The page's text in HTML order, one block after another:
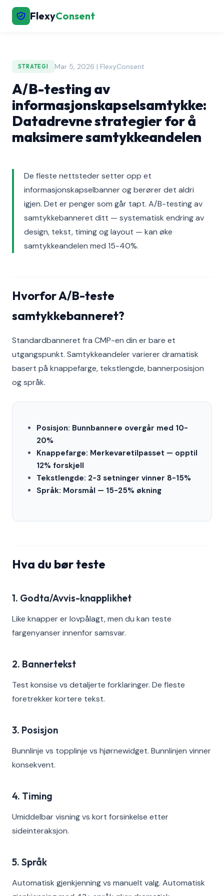
FlexyConsent
STRATEGI Mar 5, 2026 | FlexyConsent
A/B-testing av
informasjonskapselsamtykke:
Datadrevne strategier for å
maksimere samtykkeandelen
De fleste nettsteder setter opp et
informasjonskapselbanner og berører det aldri
igjen. Det er penger som går tapt. A/B-testing av
samtykkebanneret ditt — systematisk endring av
design, tekst, timing og layout — kan øke
samtykkeandelen med 15-40%.
Hvorfor A/B-teste
samtykkebanneret?
Standardbanneret fra CMP-en din er bare et
utgangspunkt. Samtykkeandeler varierer dramatisk
basert på knappefarge, tekstlengde, bannerposisjon
og språk.
Posisjon: Bunnbannere overgår med 10-
20%
Knappefarge: Merkevaretilpasset — opptil
12% forskjell
Tekstlengde: 2-3 setninger vinner 8-15%
Språk: Morsmål — 15-25% økning
Hva du bør teste
1. Godta/Avvis-knapplikhet
Like knapper er lovpålagt, men du kan teste
fargenyanser innenfor samsvar.
2. Bannertekst
Test konsise vs detaljerte forklaringer. De fleste
foretrekker kortere tekst.
3. Posisjon
Bunnlinje vs topplinje vs hjørnewidget. Bunnlinjen vinner
konsekvent.
4. Timing
Umiddelbar visning vs kort forsinkelse etter
sideinteraksjon.
5. Språk
Automatisk gjenkjenning vs manuelt valg. Automatisk